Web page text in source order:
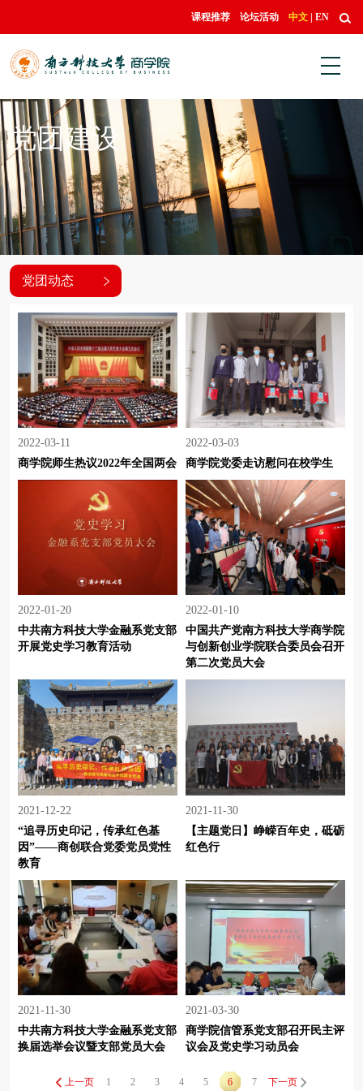
课程推荐 论坛活动 中文 EN
党团建设
党团动态
党团动态
党团建设
2022-03-11
商学院师生热议2022年全国两会
2022-03-03
商学院党委走访慰问在校学生
2022-01-20
中共南方科技大学金融系党支部
开展党史学习教育活动
2022-01-10
中国共产党南方科技大学商学院
与创新创业学院联合委员会召开
第二次党员大会
2021-12-22
“追寻历史印记，传承红色基
因”——商创联合党委党员党性
教育
2021-11-30
【主题党日】峥嵘百年史，砥砺
红色行
2021-11-30
中共南方科技大学金融系党支部
换届选举会议暨支部党员大会
2021-03-30
商学院信管系党支部召开民主评
议会及党史学习动员会
上一页 1 2 3 4 5 6 7 下一页